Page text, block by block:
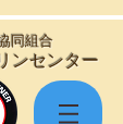
ンセンター
同組合